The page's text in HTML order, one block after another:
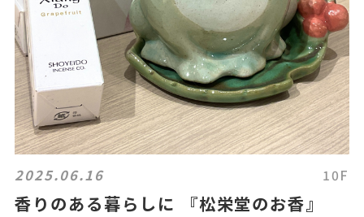
2025.06.16 10F
香りのある暮らしに 『松栄堂のお香』